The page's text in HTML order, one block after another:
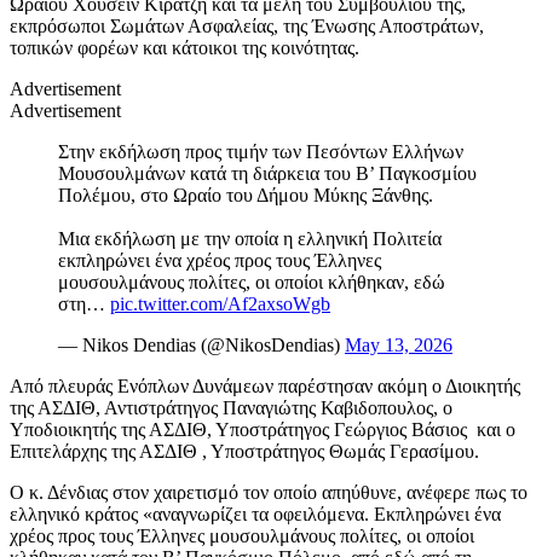
εκπρόσωποι Σωμάτων Ασφαλείας, της Ένωσης Αποστράτων,
τοπικών φορέων και κάτοικοι της κοινότητας.
Advertisement
Advertisement
Στην εκδήλωση προς τιμήν των Πεσόντων Ελλήνων
Μουσουλμάνων κατά τη διάρκεια του Β’ Παγκοσμίου
Πολέμου, στο Ωραίο του Δήμου Μύκης Ξάνθης.
Μια εκδήλωση με την οποία η ελληνική Πολιτεία
εκπληρώνει ένα χρέος προς τους Έλληνες
μουσουλμάνους πολίτες, οι οποίοι κλήθηκαν, εδώ
στη… pic.twitter.com/Af2axsoWgb
— Nikos Dendias (@NikosDendias) May 13, 2026
Από πλευράς Ενόπλων Δυνάμεων παρέστησαν ακόμη ο Διοικητής
της ΑΣΔΙΘ, Αντιστράτηγος Παναγιώτης Καβιδοπουλος, ο
Υποδιοικητής της ΑΣΔΙΘ, Υποστράτηγος Γεώργιος Βάσιος και ο
Επιτελάρχης της ΑΣΔΙΘ , Υποστράτηγος Θωμάς Γερασίμου.
Ο κ. Δένδιας στον χαιρετισμό τον οποίο απηύθυνε, ανέφερε πως το
ελληνικό κράτος «αναγνωρίζει τα οφειλόμενα. Εκπληρώνει ένα
χρέος προς τους Έλληνες μουσουλμάνους πολίτες, οι οποίοι